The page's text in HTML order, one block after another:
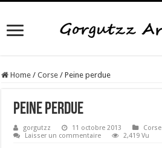
Home / Corse / Peine perdue
Peine perdue
gorgutzz 11 octobre 2013
Corse
Laisser un commentaire
2,419 Vu